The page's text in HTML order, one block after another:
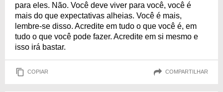
para eles. Não. Você deve viver para você, você é
mais do que expectativas alheias. Você é mais,
lembre-se disso. Acredite em tudo o que você é, em
tudo o que você pode fazer. Acredite em si mesmo e
isso irá bastar.
COPIAR COMPARTILHAR